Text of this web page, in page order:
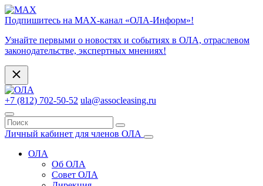
Подпишитесь на МАХ-канал «ОЛА-Информ»!
Узнайте первыми о новостях и событиях в ОЛА, отраслевом
законодательстве, экспертных мнениях!
+7 (812) 702-50-52 ula@assocleasing.ru
Личный кабинет для членов ОЛА
ОЛА
Об ОЛА
Совет ОЛА